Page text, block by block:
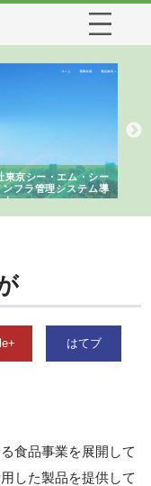
東京シー・エム・シー
ンフラ管理システム導
ト
はてブ
食品事業を展開して
した製品を提供して